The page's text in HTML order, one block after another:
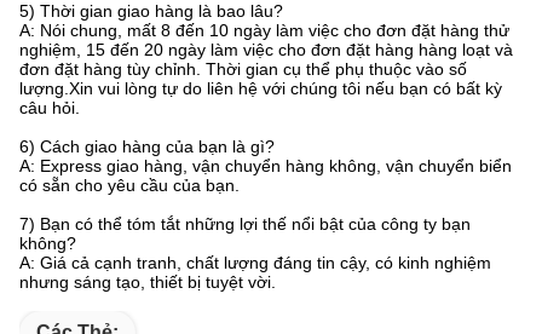
5) Thời gian giao hàng là bao lâu?
A: Nói chung, mất 8 đến 10 ngày làm việc cho đơn đặt hàng thử
nghiệm, 15 đến 20 ngày làm việc cho đơn đặt hàng hàng loạt và
đơn đặt hàng tùy chỉnh. Thời gian cụ thể phụ thuộc vào số
lượng.Xin vui lòng tự do liên hệ với chúng tôi nếu bạn có bất kỳ
câu hỏi.
6) Cách giao hàng của bạn là gì?
A: Express giao hàng, vận chuyển hàng không, vận chuyển biển
có sẵn cho yêu cầu của bạn.
7) Bạn có thể tóm tắt những lợi thế nổi bật của công ty bạn
không?
A: Giá cả cạnh tranh, chất lượng đáng tin cậy, có kinh nghiệm
nhưng sáng tạo, thiết bị tuyệt vời.